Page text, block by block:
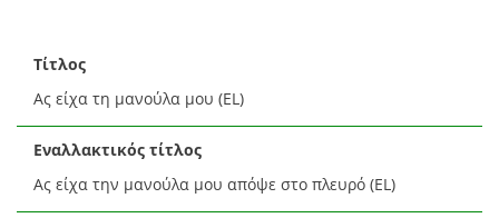
Τίτλος
Ας είχα τη μανούλα μου (EL)
Εναλλακτικός τίτλος
Ας είχα την μανούλα μου απόψε στο πλευρό (EL)